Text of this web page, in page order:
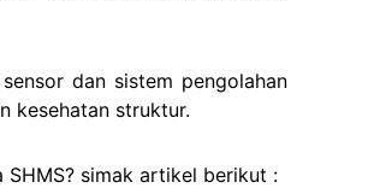
dan sistem pengolahan
kesehatan struktur.
SHMS? simak artikel berikut :